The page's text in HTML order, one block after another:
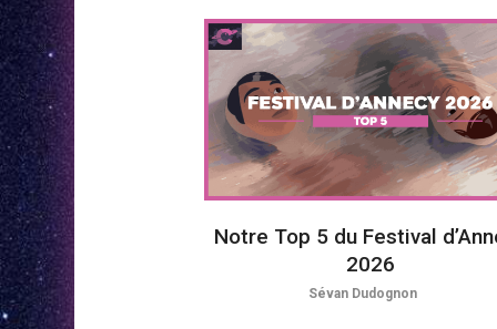
Notre Top 5 du Festival
2026
Sévan Dudognon